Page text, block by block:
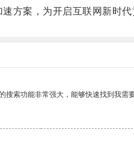
案，为开启互联网新时代
索功能非常强大，能够快速找到我需要